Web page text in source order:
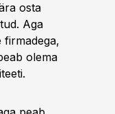
osta
Aga
firmadega,
olema